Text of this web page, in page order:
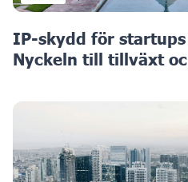
IP-skydd för
Nyckeln till tillväxt